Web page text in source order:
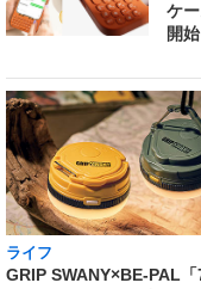
ケ
開始
ライフ
GRIP SWANY×BE-PAL